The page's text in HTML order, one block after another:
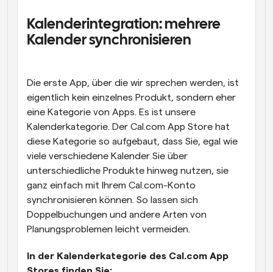
Kalenderintegration: mehrere
Kalender synchronisieren
Die erste App, über die wir sprechen werden, ist
eigentlich kein einzelnes Produkt, sondern eher
eine Kategorie von Apps. Es ist unsere
Kalenderkategorie. Der Cal.com App Store hat
diese Kategorie so aufgebaut, dass Sie, egal wie
viele verschiedene Kalender Sie über
unterschiedliche Produkte hinweg nutzen, sie
ganz einfach mit Ihrem Cal.com-Konto
synchronisieren können. So lassen sich
Doppelbuchungen und andere Arten von
Planungsproblemen leicht vermeiden.
In der Kalenderkategorie des Cal.com App